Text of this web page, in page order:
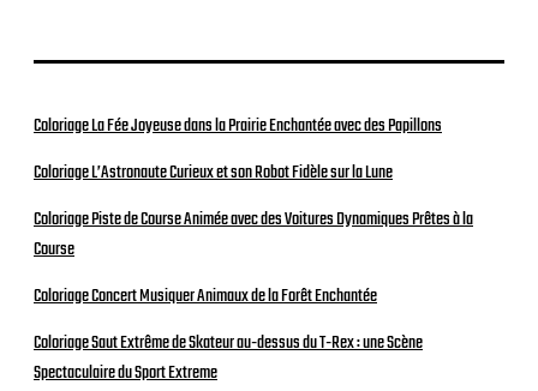
Coloriage La Fée Joyeuse dans la Prairie Enchantée avec des Papillons
Coloriage L’Astronaute Curieux et son Robot Fidèle sur la Lune
Coloriage Piste de Course Animée avec des Voitures Dynamiques Prêtes à la
Course
Coloriage Concert Musiquer Animaux de la Forêt Enchantée
Coloriage Saut Extrême de Skateur au-dessus du T-Rex : une Scène
Spectaculaire du Sport Extreme